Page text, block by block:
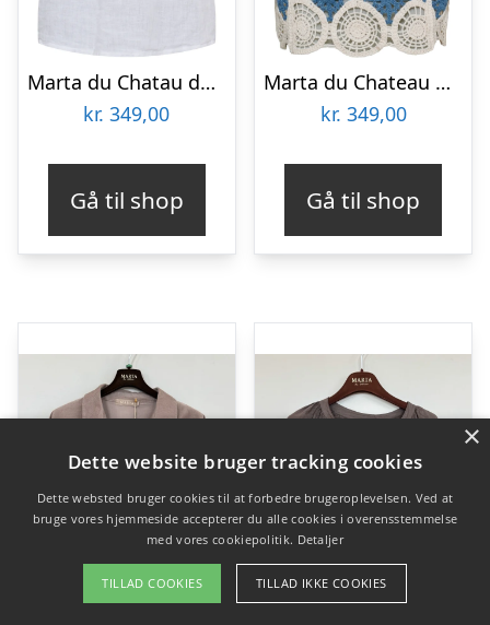
Marta du Chatau dame bluse MdcBellissima 86520 – White
kr. 349,00
Gå til shop
Marta du Chateau dame bluse MdcRenny 1017 – Blue
kr. 349,00
Gå til shop
×
Dette website bruger tracking cookies
Dette websted bruger cookies til at forbedre brugeroplevelsen. Ved at
bruge vores hjemmeside accepterer du alle cookies i overensstemmelse
med vores cookiepolitik. Detaljer
TILLAD COOKIES TILLAD IKKE COOKIES